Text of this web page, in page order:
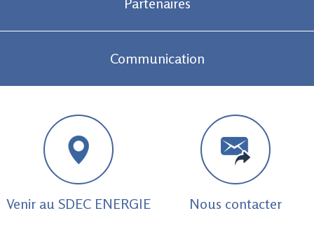
Communication
Venir au SDEC ENERGIE Nous contacter